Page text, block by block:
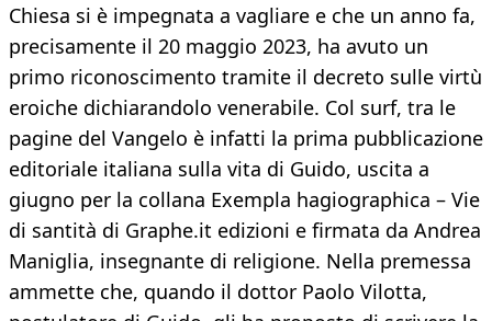
Chiesa si è impegnata a vagliare e che un anno fa,
precisamente il 20 maggio 2023, ha avuto un
primo riconoscimento tramite il decreto sulle virtù
eroiche dichiarandolo venerabile. Col surf, tra le
pagine del Vangelo è infatti la prima pubblicazione
editoriale italiana sulla vita di Guido, uscita a
giugno per la collana Exempla hagiographica – Vie
di santità di Graphe.it edizioni e firmata da Andrea
Maniglia, insegnante di religione. Nella premessa
ammette che, quando il dottor Paolo Vilotta,